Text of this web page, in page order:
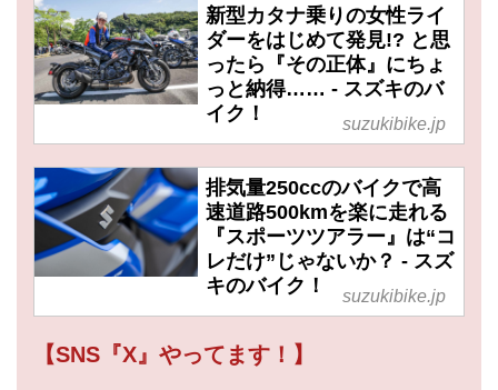
新型カタナ乗りの女性ライ
ダーをはじめて発見!? と思
ったら『その正体』にちょ
っと納得…… - スズキのバ
イク！
suzukibike.jp
排気量250ccのバイクで高
速道路500kmを楽に走れる
『スポーツツアラー』は“コ
レだけ”じゃないか？ - スズ
キのバイク！
suzukibike.jp
【SNS『X』やってます！】